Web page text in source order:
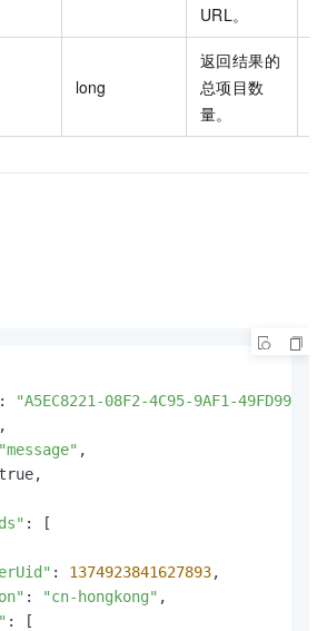
URL。
long
返回结果的
总项目数
量。
:
"A5EC8221-08F2-4C95-9AF1-
,
"message" ,
: [
: 1374923841627893,
: "cn-hongkong" ,
: [